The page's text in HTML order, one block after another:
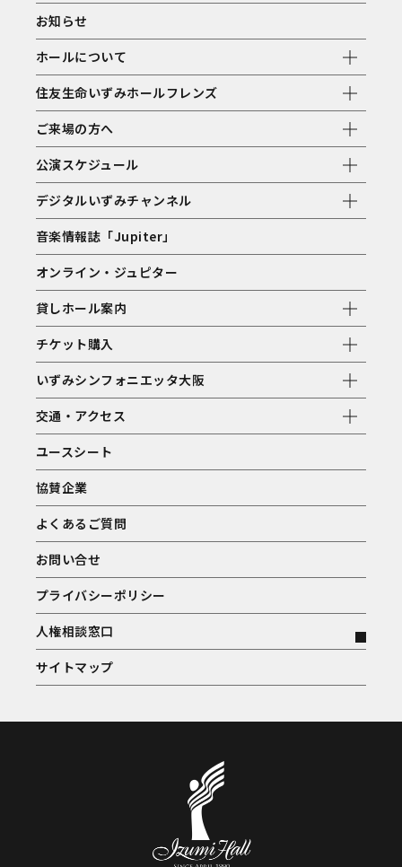
お知らせ
ホールについて
住友生命いずみホールフレンズ
ご来場の方へ
公演スケジュール
デジタルいずみチャンネル
音楽情報誌「Jupiter」
オンライン・ジュピター
貸しホール案内
チケット購入
いずみシンフォニエッタ大阪
交通・アクセス
ユースシート
協賛企業
よくあるご質問
お問い合せ
プライバシーポリシー
人権相談窓口
サイトマップ